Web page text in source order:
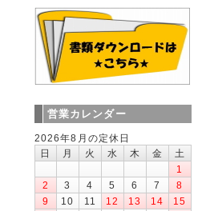
営業カレンダー
2026年8月の定休日
日
月 火 水 木 金
土
1
2
3 4 5 6 7
8
9
10 11 12 13 14
15